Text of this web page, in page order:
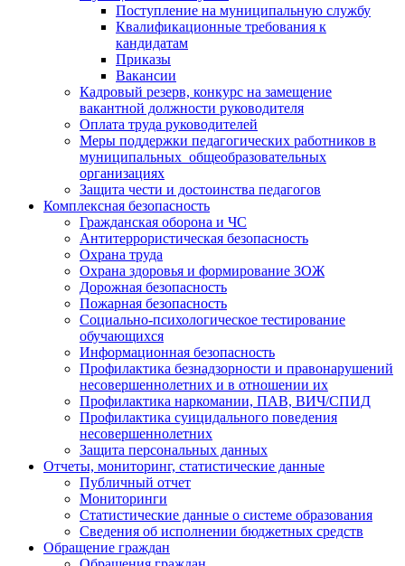
Поступление на муниципальную службу
Квалификационные требования к
кандидатам
Приказы
Вакансии
Кадровый резерв, конкурс на замещение
вакантной должности руководителя
Оплата труда руководителей
Меры поддержки педагогических работников в
муниципальных общеобразовательных
организациях
Защита чести и достоинства педагогов
Комплексная безопасность
Гражданская оборона и ЧС
Антитеррористическая безопасность
Охрана труда
Охрана здоровья и формирование ЗОЖ
Дорожная безопасность
Пожарная безопасность
Социально-психологическое тестирование
обучающихся
Информационная безопасность
Профилактика безнадзорности и правонарушений
несовершеннолетних и в отношении их
Профилактика наркомании, ПАВ, ВИЧ/СПИД
Профилактика суицидального поведения
несовершеннолетних
Защита персональных данных
Отчеты, мониторинг, статистические данные
Публичный отчет
Мониторинги
Статистические данные о системе образования
Сведения об исполнении бюджетных средств
Обращение граждан